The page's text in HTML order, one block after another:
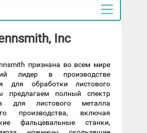
Inc
признана во всем мире
лидер в производстве
для обработки листового
предлагаем полный спектр
для листового металла
производства, включая
фальцевальные станки,